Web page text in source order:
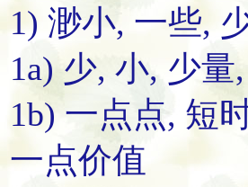
1) 渺小, 一些,
1a) 少, 小, 少
1b) 一点点, 短
一点价值